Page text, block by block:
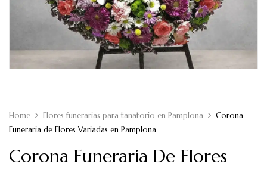
Home Flores funerarias para tanatorio en Pamplona
Corona
Funeraria de Flores Variadas en Pamplona
Corona Funeraria De Flores